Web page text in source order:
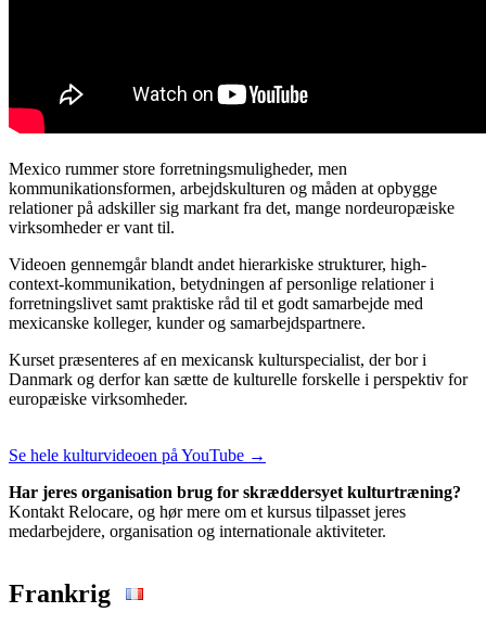
Mexico rummer store forretningsmuligheder, men
kommunikationsformen, arbejdskulturen og måden at opbygge
relationer på adskiller sig markant fra det, mange nordeuropæiske
virksomheder er vant til.
Videoen gennemgår blandt andet hierarkiske strukturer, high-
context-kommunikation, betydningen af personlige relationer i
forretningslivet samt praktiske råd til et godt samarbejde med
mexicanske kolleger, kunder og samarbejdspartnere.
Kurset præsenteres af en mexicansk kulturspecialist, der bor i
Danmark og derfor kan sætte de kulturelle forskelle i perspektiv for
europæiske virksomheder.
Se hele kulturvideoen på YouTube →
Har jeres organisation brug for skræddersyet kulturtræning?
Kontakt Relocare, og hør mere om et kursus tilpasset jeres
medarbejdere, organisation og internationale aktiviteter.
Frankrig